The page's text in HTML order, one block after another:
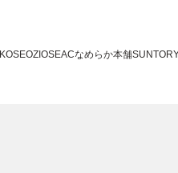
KOSEOZIOSEACなめらか本舗